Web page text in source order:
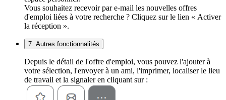
Vous souhaitez recevoir par e-mail les nouvelles offres
d'emploi liées à votre recherche ? Cliquez sur le lien « Activer
la réception ».
7. Autres fonctionnalités
Depuis le détail de l'offre d'emploi, vous pouvez l'ajouter à
votre sélection, l'envoyer à un ami, l'imprimer, localiser le lieu
de travail et la signaler en cliquant sur :